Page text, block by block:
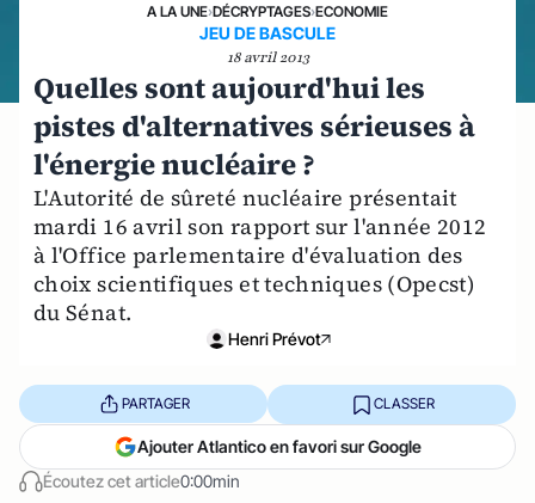
A LA UNE›DÉCRYPTAGES›ECONOMIE
JEU DE BASCULE
18 avril 2013
Quelles sont aujourd'hui les
pistes d'alternatives sérieuses à
l'énergie nucléaire ?
L'Autorité de sûreté nucléaire présentait
mardi 16 avril son rapport sur l'année 2012
à l'Office parlementaire d'évaluation des
choix scientifiques et techniques (Opecst)
du Sénat.
Henri Prévot
Écoutez cet article0:00min
PARTAGER CLASSER
Ajouter Atlantico en favori sur Google